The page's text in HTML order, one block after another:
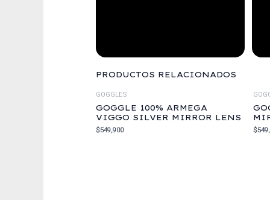
PRODUCTOS RELACIONADOS
GOGGLES
GOGGLE 100% ARMEGA
VIGGO SILVER MIRROR LENS
$549,900 $